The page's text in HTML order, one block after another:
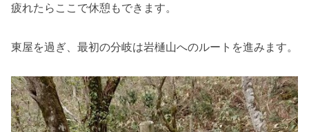
疲れたらここで休憩もできます。
東屋を過ぎ、最初の分岐は岩樋山へのルートを進みます。